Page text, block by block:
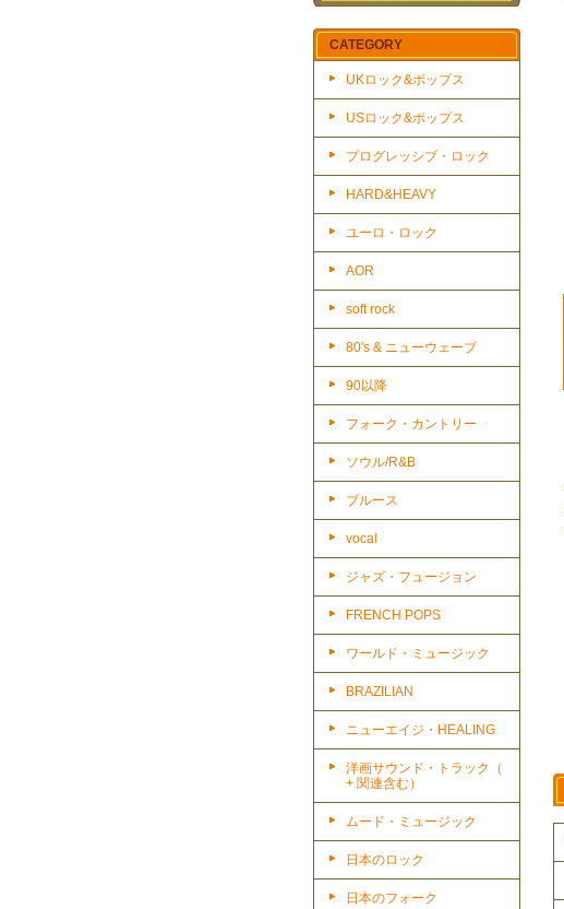
CATEGORY
UKロック&ポップス
USロック&ポップス
プログレッシブ・ロック
HARD&HEAVY
ユーロ・ロック
AOR
soft rock
80's & ニューウェーブ
90以降
フォーク・カントリー
ソウル/R&B
ブルース
vocal
ジャズ・フュージョン
FRENCH POPS
ワールド・ミュージック
BRAZILIAN
ニューエイジ・HEALING
洋画サウンド・トラック（
+ 関連含む）
ムード・ミュージック
日本のロック
日本のフォーク